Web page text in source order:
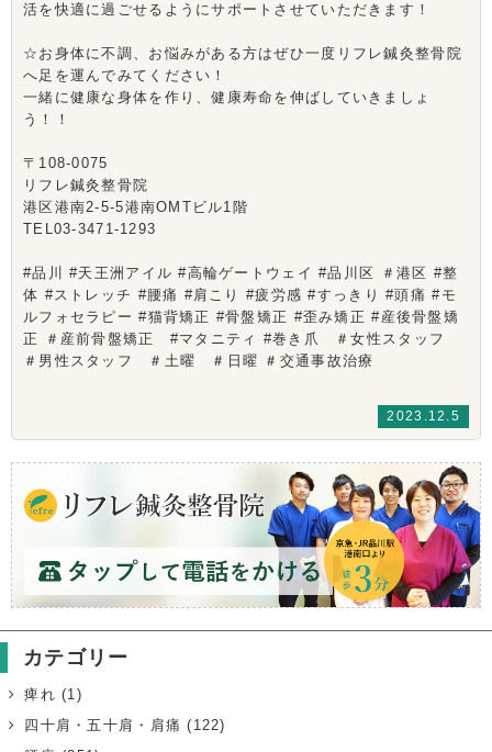
活を快適に過ごせるようにサポートさせていただきます！
☆お身体に不調、お悩みがある方はぜひ一度リフレ鍼灸整骨院
へ足を運んでみてください！
一緒に健康な身体を作り、健康寿命を伸ばしていきましょ
う！！
〒108-0075
リフレ鍼灸整骨院
港区港南2-5-5港南OMTビル1階
TEL03-3471-1293
#品川 #天王洲アイル #高輪ゲートウェイ #品川区 ＃港区 #整
体 #ストレッチ #腰痛 #肩こり #疲労感 #すっきり #頭痛 #モ
ルフォセラピー #猫背矯正 #骨盤矯正 #歪み矯正 #産後骨盤矯
正 ＃産前骨盤矯正 #マタニティ #巻き爪 ＃女性スタッフ
＃男性スタッフ ＃土曜 ＃日曜 ＃交通事故治療
2023.12.5
カテゴリー
痺れ (1)
四十肩・五十肩・肩痛 (122)